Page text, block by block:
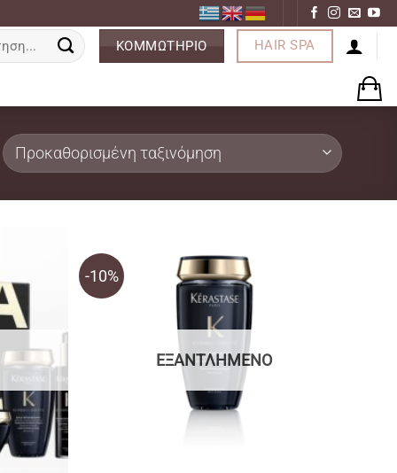
ΚΟΜΜΩΤΗΡΙΟ HAIR SPA
-10%
ΕΞΑΝΤΛΗΜΈΝΟ